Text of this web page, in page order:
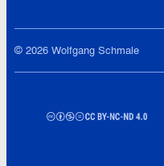
© 2026 Wolfgang Schmale